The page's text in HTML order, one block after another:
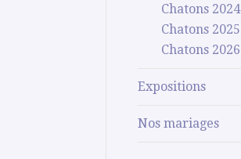
Chatons 2024
Chatons 2025
Chatons 2026
Expositions
Nos mariages